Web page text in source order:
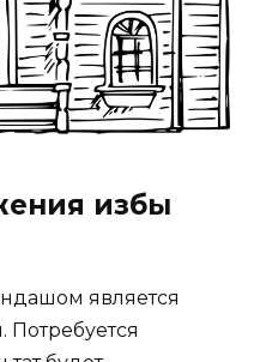
избы
является
Потребуется